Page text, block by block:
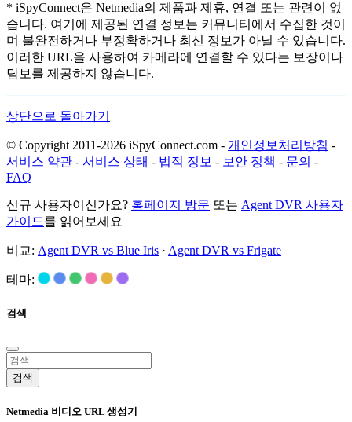
* iSpyConnect은 Netmedia의 제품과 제휴, 연결 또는 관련이 없
습니다. 여기에 제공된 연결 정보는 커뮤니티에서 수집한 것이
며 불완전하거나 부정확하거나 최신 정보가 아닐 수 있습니다.
이러한 URL을 사용하여 카메라에 연결할 수 있다는 보장이나
담보를 제공하지 않습니다.
상단으로 돌아가기
© Copyright 2011-2026 iSpyConnect.com - 개인정보처리방침 -
서비스 약관 - 서비스 상태 - 법적 정보 - 보안 정책 - 문의 -
FAQ
신규 사용자이신가요? 홈페이지 방문 또는 Agent DVR 사용자
가이드를 읽어보세요
비교: Agent DVR vs Blue Iris · Agent DVR vs Frigate
테마:
검색
검색
Netmedia 비디오 URL 생성기